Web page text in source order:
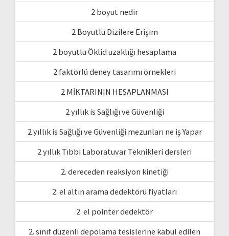
2 boyut nedir
2 Boyutlu Dizilere Erişim
2 boyutlu Öklid uzaklığı hesaplama
2 faktörlü deney tasarımı örnekleri
2 MİKTARININ HESAPLANMASI
2 yıllık is Sağlığı ve Güvenliği
2 yıllık is Sağlığı ve Güvenliği mezunları ne iş Yapar
2 yıllık Tıbbi Laboratuvar Teknikleri dersleri
2. dereceden reaksiyon kinetiği
2. el altın arama dedektörü fiyatları
2. el pointer dedektör
2. sınıf düzenli depolama tesislerine kabul edilen